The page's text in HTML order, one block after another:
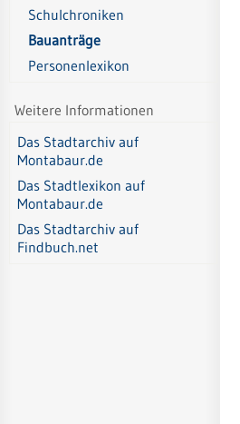
Schulchroniken
Bauanträge
Personenlexikon
Weitere Informationen
Das Stadtarchiv auf
Montabaur.de
Das Stadtlexikon auf
Montabaur.de
Das Stadtarchiv auf
Findbuch.net